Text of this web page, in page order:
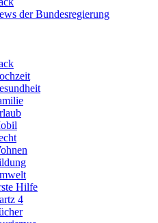
der Bundesregierung
Hilfe
4